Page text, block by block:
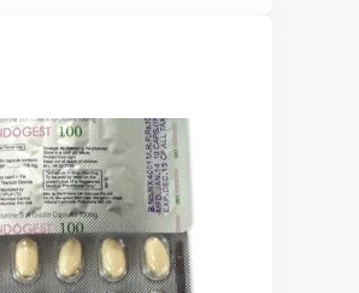
Tamoxifeno